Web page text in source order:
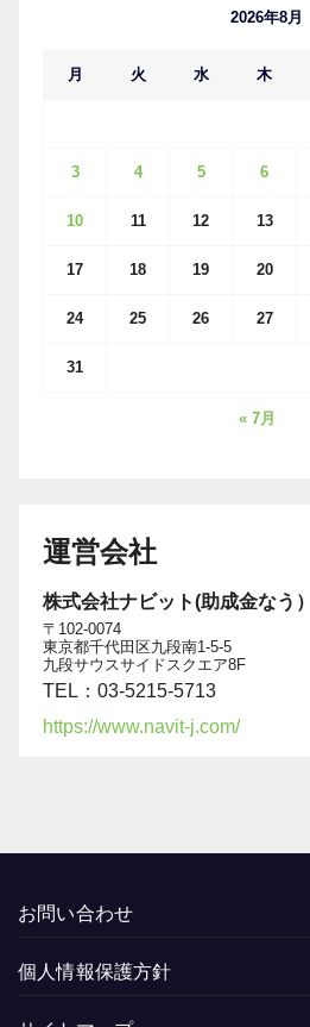
2026年8月
月 火 水 木
3 4 5 6
10 11 12 13
17 18 19 20
24 25 26 27
31
« 7月
運営会社
株式会社ナビット(助成金なう）
〒102-0074
東京都千代田区九段南1-5-5
九段サウスサイドスクエア8F
TEL：03-5215-5713
https://www.navit-j.com/
お問い合わせ
個人情報保護方針